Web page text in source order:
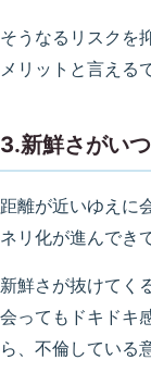
そうなるリスクを
メリットと言える
3.新鮮さがい
距離が近いゆえに
ネリ化が進んでき
新鮮さが抜けてく
会ってもドキドキ
ら、不倫している